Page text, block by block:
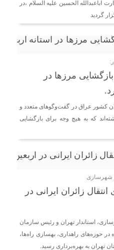
اباعبدالله الحسین علیه السلام ،در
گردید
مرزها در
کشور عراق در گفت‌وگوهای متعدد و
که به هیچ وجه برای بازگشایی
و شهرسازی
زائران ایرانی در
استاندار تهران و رئیس سازمان
و حمل و نقل جاده‌ای 7 پروژه در حوزه‌های راهداری، بهسازی راه‌ها،
تهران به بهره‌برداری رسید.